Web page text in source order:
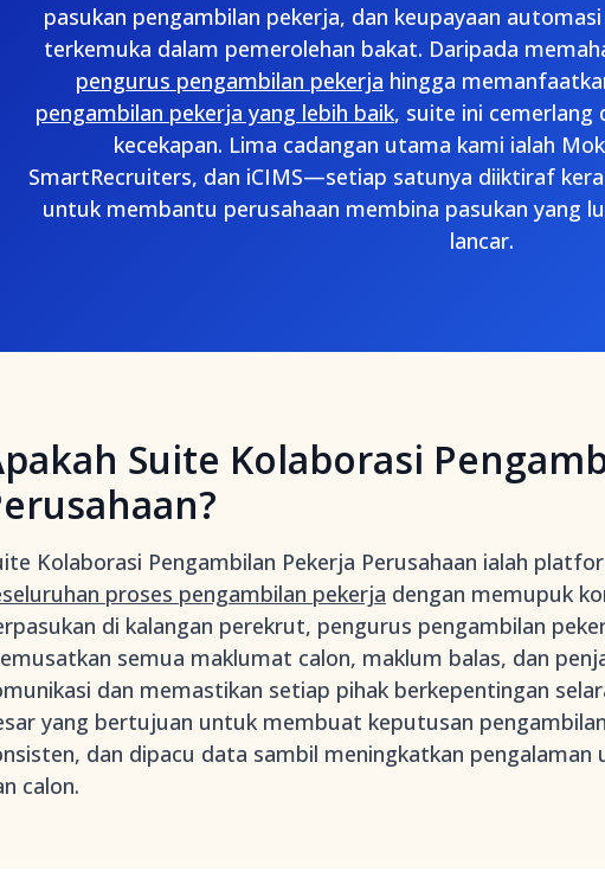
pasukan pengambilan pekerja, dan keupayaan
terkemuka dalam pemerolehan bakat. Daripada
pengurus pengambilan pekerja hingga
pengambilan pekerja yang lebih baik, suite ini cemerlang
kecekapan. Lima cadangan utama kami ialah
SmartRecruiters, dan iCIMS—setiap satunya diiktiraf
untuk membantu perusahaan membina pasukan yang
lancar.
Suite Kolaborasi
Kolaborasi Pengambilan Pekerja Perusahaan ialah
proses pengambilan pekerja dengan memupuk
di kalangan perekrut, pengurus pengambilan
semua maklumat calon, maklum balas, dan
dan memastikan setiap pihak berkepentingan
yang bertujuan untuk membuat keputusan
dan dipacu data sambil meningkatkan
calon.